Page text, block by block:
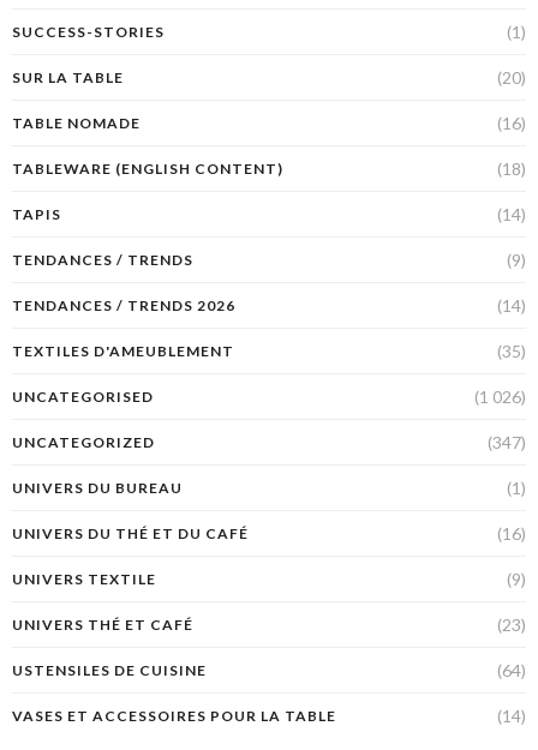
SUCCESS-STORIES (1)
SUR LA TABLE (20)
TABLE NOMADE (16)
TABLEWARE (ENGLISH CONTENT) (18)
TAPIS (14)
TENDANCES / TRENDS (9)
TENDANCES / TRENDS 2026 (14)
TEXTILES D'AMEUBLEMENT (35)
UNCATEGORISED (1 026)
UNCATEGORIZED (347)
UNIVERS DU BUREAU (1)
UNIVERS DU THÉ ET DU CAFÉ (16)
UNIVERS TEXTILE (9)
UNIVERS THÉ ET CAFÉ (23)
USTENSILES DE CUISINE (64)
VASES ET ACCESSOIRES POUR LA TABLE (14)